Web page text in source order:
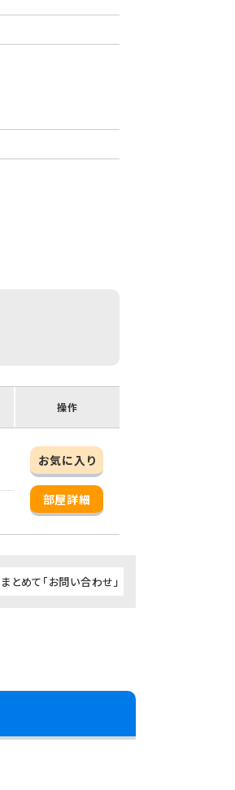
操作
お気に入り
部屋詳細
まとめて「お問い合わせ」